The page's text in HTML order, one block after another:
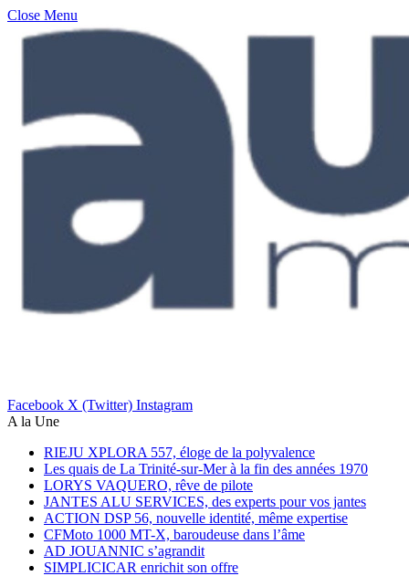
Close Menu
Facebook X (Twitter) Instagram
A la Une
RIEJU XPLORA 557, éloge de la polyvalence
Les quais de La Trinité-sur-Mer à la fin des années 1970
LORYS VAQUERO, rêve de pilote
JANTES ALU SERVICES, des experts pour vos jantes
ACTION DSP 56, nouvelle identité, même expertise
CFMoto 1000 MT-X, baroudeuse dans l’âme
AD JOUANNIC s’agrandit
SIMPLICICAR enrichit son offre